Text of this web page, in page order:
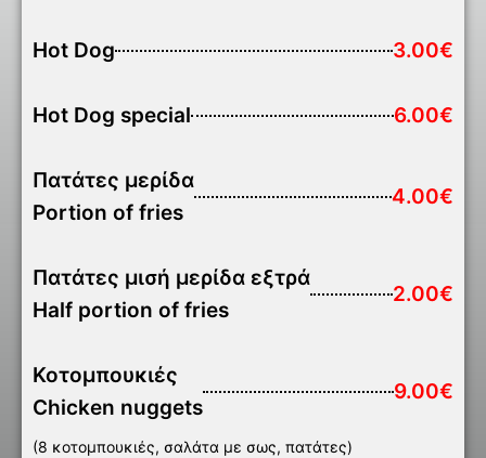
Hot Dog 3.00€
Hot Dog special 6.00€
Πατάτες μερίδα
Portion of fries
4.00€
Πατάτες μισή μερίδα εξτρά
Half portion of fries
2.00€
Κοτομπουκιές
Chicken nuggets
9.00€
(8 κοτομπουκιές, σαλάτα με σως, πατάτες)